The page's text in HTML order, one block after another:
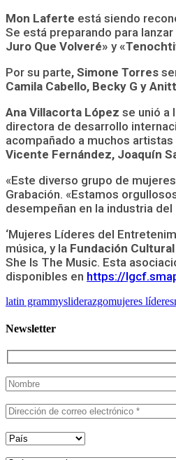
Mon Laferte está siendo
Se está preparando para
Juro Que Volveré» y
Por su parte, Simone Torres
Camila Cabello, Becky G y
Ana Villacorta López se unió a
directora de desarrollo
acompañado a muchos
Vicente Fernández, Joaquín
«Este diverso grupo de
Grabación. «Estamos
desempeñan en la industria
‘Mujeres Líderes del
música, y la Fundación
She Is The Music. Esta
disponibles en https://
latin grammysliderazgomujeres líderes
Newsletter